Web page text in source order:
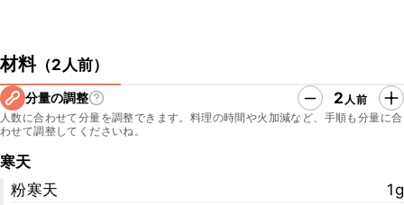
材料（2人前）
分量の調整 2 人前
人数に合わせて分量を調整できます。料理の時間や火加減など、手順も分量に合
わせて調整してくださいね。
寒天
粉寒天
1g